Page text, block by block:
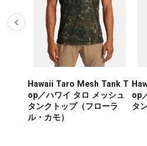
Hawaii Taro Mesh Tank T
op／ハワイ タロ メッシュ
タンクトップ（フローラ
ル・カモ）
op
タ